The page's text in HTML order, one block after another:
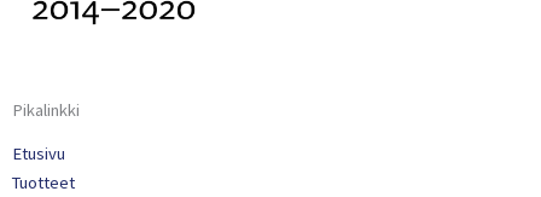
Pikalinkki
Etusivu
Tuotteet